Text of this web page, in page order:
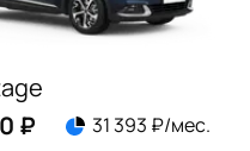
₽
31 393 ₽/мес.